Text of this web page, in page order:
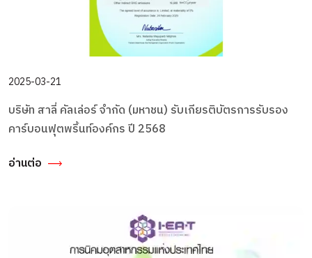
2025-03-21
บริษัท สาลี่ คัลเล่อร์ จำกัด (มหาชน) รับเกียรติบัตรการรับรอง
คาร์บอนฟุตพริ้นท์องค์กร ปี 2568
อ่านต่อ